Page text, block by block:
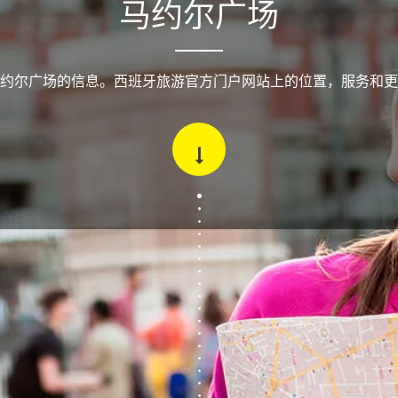
马约尔广场
尔广场的信息。西班牙旅游官方门户网站上的位置，服务和